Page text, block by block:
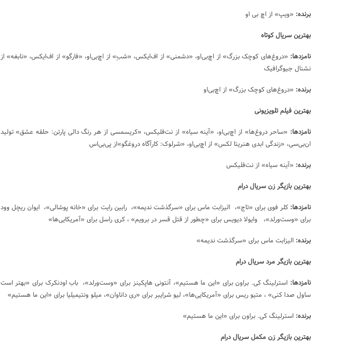
برنده: «ویپ» از اچ بی او
بهترین سریال کوتاه
نامزدها: «دروغ‌های کوچک بزرگ» از اچ‌بی‌او، «دشمنی» از اف‌ایکس، «شبِ» از اچ‌بی‌او، «فارگو» از اف‌ایکس، «نابغه» از
نشنال جیوگرافیک
برنده: «دروغ‌های کوچک بزرگ» از اچ‌بی‌او
بهترین فیلم تلویزیونی
نامزدها: «ساحر دروغ‌ها» از اچ‌بی‌او، «آینه سیاه» از نت‌فلیکس، «کریسمسی از هر رنگ دالی پارتن: حلقه عشق» تولید
ان‌بی‌سی، «زندگی ابدی هنریتا لکس» از اچ‌بی‌او، «شرلوک: کارآگاه دروغگو»از پی‌بی‌اس
برنده: «آینه سیاه» از نت‌فلیکس
بهترین بازیگر زن سریال درام
نامزدها: کلر فوی برای «تاج»، الیزابت ماس برای «سرگذشت ندیمه»، رابین رایت برای «خانه پوشالی»، ایوان ریچل وود
برای «وست‌ورلد»، وایولا دیویس برای «چطور از قتل قسر در برویم» ، کری راسل برای «آمریکایی‌ها»
برنده: الیزابت ماس برای «سرگذشت ندیمه»
بهترین بازیگر مرد سریال درام
نامزدها: استرلینگ کی. براون برای «این ما هستیم»، آنتونی هاپکینز برای «وست‌ورلد»، باب اودنکرک برای «بهتر است
ساول صدا کنی» ، متیو ریس برای «آمریکایی‌ها»، لیو شرایبر برای «ری داناوان»، میلو ونتیمیلیا برای «این ما هستیم»
برنده: استرلینگ کی. براون برای «این ما هستیم»
بهترین بازیگر زن مکمل سریال درام